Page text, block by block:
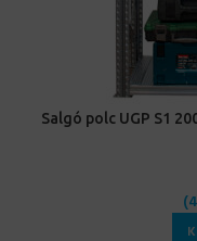
Salgó polc UGP S1
(